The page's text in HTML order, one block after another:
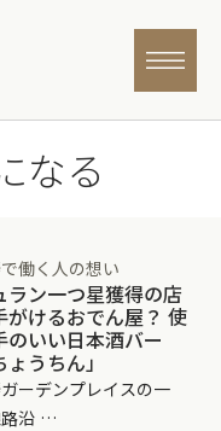
なる
働く人の想い
ラン一つ星獲得の店
がけるおでん屋？ 使
のいい日本酒バー
うちん」
ーデンプレイスの一
沿 …